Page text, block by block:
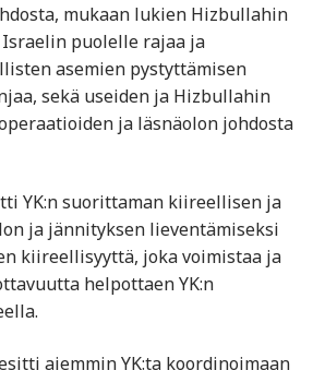
mukaan lukien Hizbullahin
puolelle rajaa ja
asemien pystyttämisen
sekä useiden ja Hizbullahin
ja läsnäolon johdosta
YK:n suorittaman kiireellisen ja
ja jännityksen lieventämiseksi
kiireellisyyttä, joka voimistaa ja
helpottaen YK:n
aiemmin YK:ta koordinoimaan